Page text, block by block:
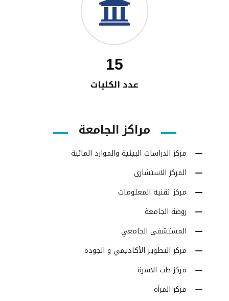
15
عدد الكليات
مراكز الجامعة
مركز الدراسات البيئية والموارد المائية
المركز الاستشاري
مركز تقنية المعلومات
روضة الجامعة
المستشفى الجامعي
مركز التطوير الأكاديمي و الجودة
مركز طب الاسرة
مركز المرأة